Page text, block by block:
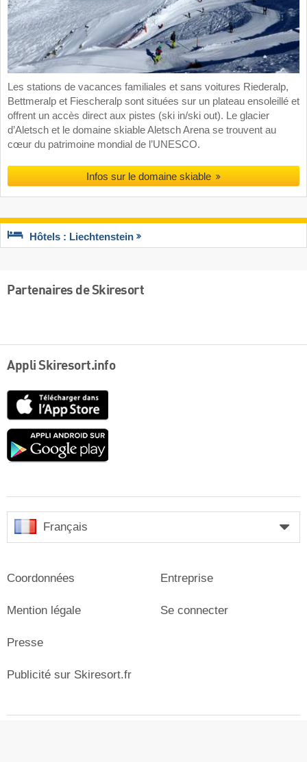
Les stations de vacances familiales et sans voitures Riederalp,
Bettmeralp et Fiescheralp sont situées sur un plateau ensoleillé et
offrent un accès direct aux pistes (ski in/ski out). Le glacier
d’Aletsch et le domaine skiable Aletsch Arena se trouvent au
cœur du patrimoine mondial de l’UNESCO.
Infos sur le domaine skiable
Hôtels : Liechtenstein
Partenaires de Skiresort
Appli Skiresort.info
Google
Français
Coordonnées
Mention légale
Presse
Entreprise
Se connecter
Publicité sur Skiresort.fr